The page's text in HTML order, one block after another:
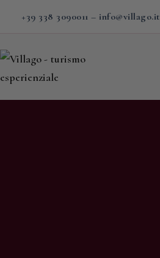
+39 338 3090011 – info@villago.it
Home